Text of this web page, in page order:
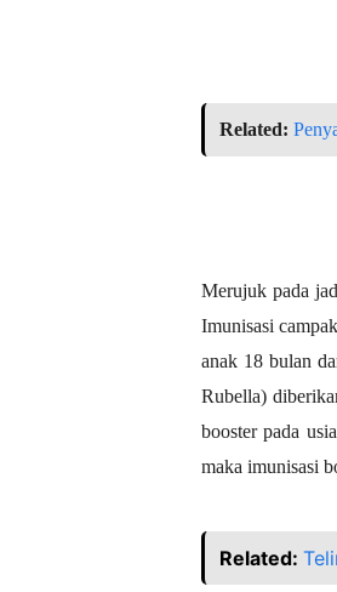
Related:
Merujuk pada
Imunisasi
anak 18 bulan
Rubella)
booster pada
maka imunisasi
Related: